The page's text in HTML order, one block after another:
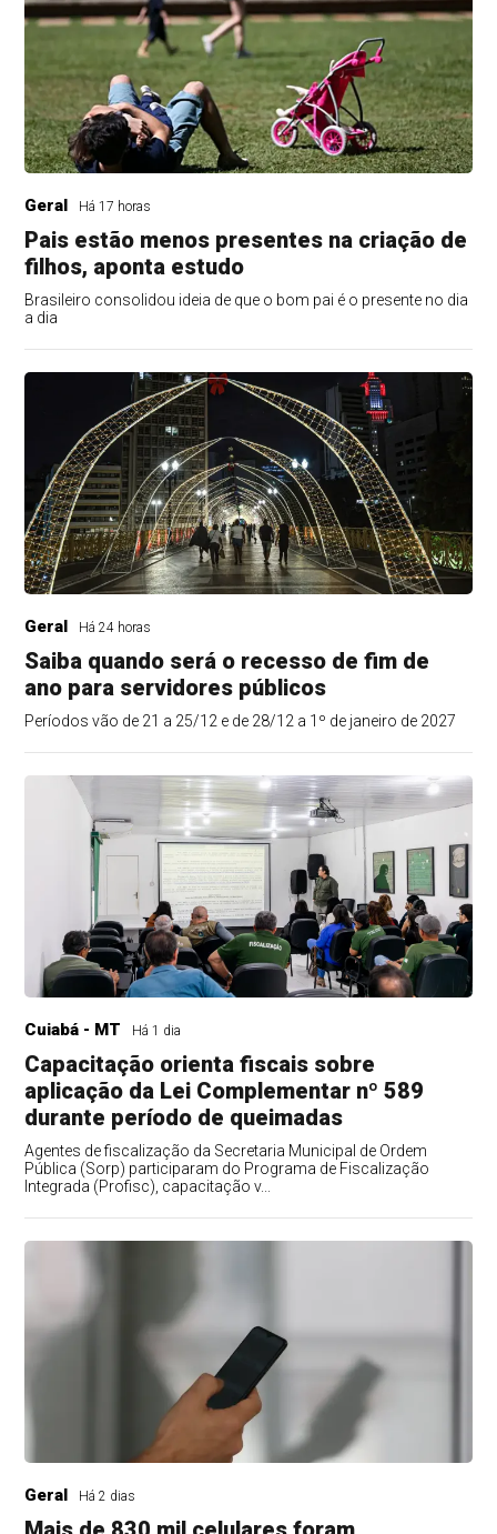
Geral Há 17 horas
Pais estão menos presentes na criação de
filhos, aponta estudo
Brasileiro consolidou ideia de que o bom pai é o presente no dia
a dia
Geral Há 24 horas
Saiba quando será o recesso de fim de
ano para servidores públicos
Períodos vão de 21 a 25/12 e de 28/12 a 1º de janeiro de 2027
Cuiabá - MT Há 1 dia
Capacitação orienta fiscais sobre
aplicação da Lei Complementar nº 589
durante período de queimadas
Agentes de fiscalização da Secretaria Municipal de Ordem
Pública (Sorp) participaram do Programa de Fiscalização
Integrada (Profisc), capacitação v...
Geral Há 2 dias